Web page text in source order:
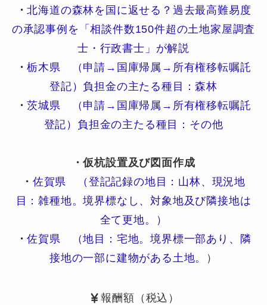
・北海道の森林を国に返せる？過去最高難易度
の承認事例を「相談件数150件超の土地家屋調査
士・行政書士」が解説
・栃木県 （申請→国庫帰属→所有権移転嘱託
登記）負担金の主たる種目：森林
・茨城県 （申請→国庫帰属→所有権移転嘱託
登記）負担金の主たる種目：その他
・仮杭設置及び図面作成
・ 佐賀県 （登記記録の地目：山林、現況地
目：雑種地。境界標なし、対象地及び隣接地は
全て更地。）
・佐賀県 （地目：宅地。境界標一部あり、隣
接地の一部に建物がある土地。
）
報酬額（税込）